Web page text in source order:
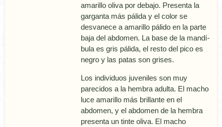
amarillo oliva por debajo. Presenta la
garganta más pálida y el color se
desvanece a amarillo pálido en la parte
baja del abdomen. La base de la mandí­
bula es gris pálida, el resto del pico es
negro y las patas son grises.
Los individuos juveniles son muy
parecidos a la hembra adulta. El macho
luce amarillo más brillante en el
abdomen, y el abdomen de la hembra
presenta un tinte oliva. El macho